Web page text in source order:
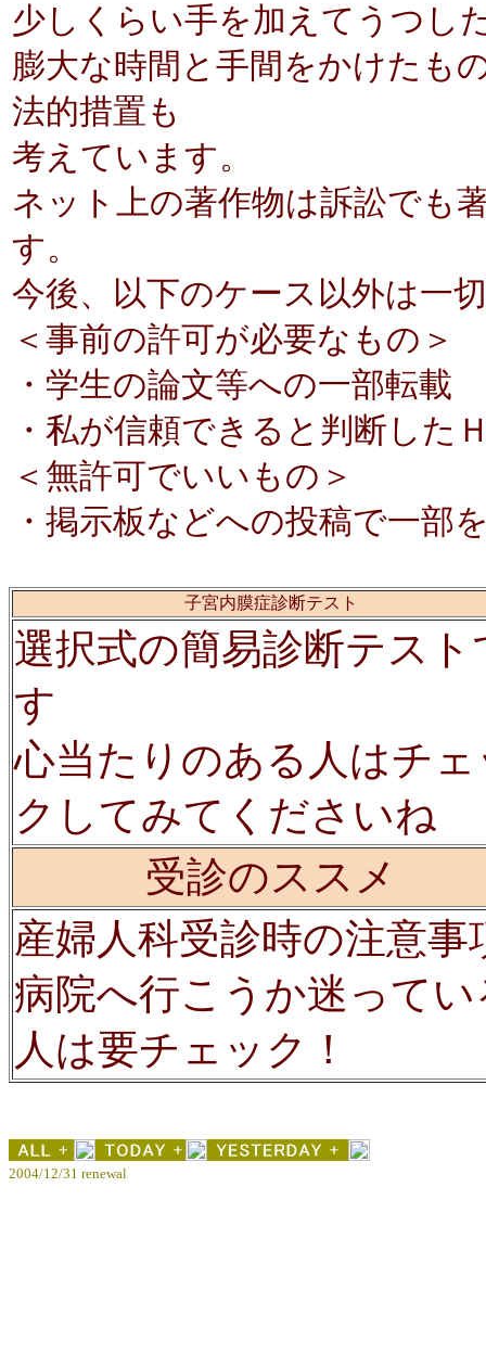
少しくらい手を加えてうつし
膨大な時間と手間をかけたも
法的措置も
考えています。
ネット上の著作物は訴訟でも
す。
今後、以下のケース以外は一
＜事前の許可が必要なもの＞
・学生の論文等への一部転載
・私が信頼できると判断した
＜無許可でいいもの＞
・掲示板などへの投稿で一部
子宮内膜症診断テスト
選択式の簡易診断テスト
す
心当たりのある人はチェ
クしてみてくださいね
受診のススメ
産婦人科受診時の注意事
病院へ行こうか迷ってい
人は要チェック！
2004/12/31 renewal